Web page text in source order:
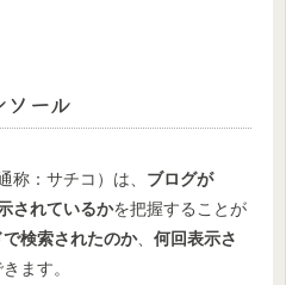
ール
称：サチコ）は、 ブログが
されているかを把握することが
検索されたのか、 何回表示さ
ます。